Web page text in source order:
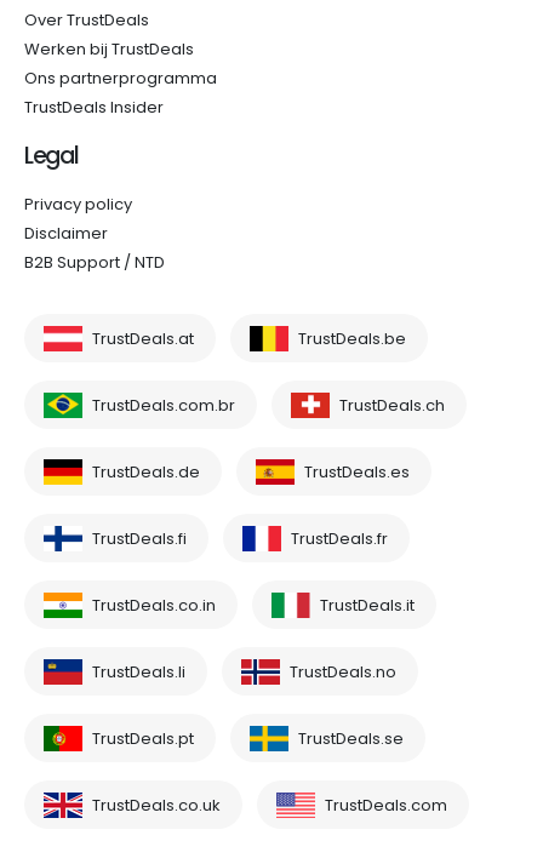
Over TrustDeals
Werken bij TrustDeals
Ons partnerprogramma
TrustDeals Insider
Legal
Privacy policy
Disclaimer
B2B Support / NTD
TrustDeals.at TrustDeals.be
TrustDeals.com.br TrustDeals.ch
TrustDeals.de TrustDeals.es
TrustDeals.fi TrustDeals.fr
TrustDeals.co.in TrustDeals.it
TrustDeals.li TrustDeals.no
TrustDeals.pt TrustDeals.se
TrustDeals.co.uk TrustDeals.com